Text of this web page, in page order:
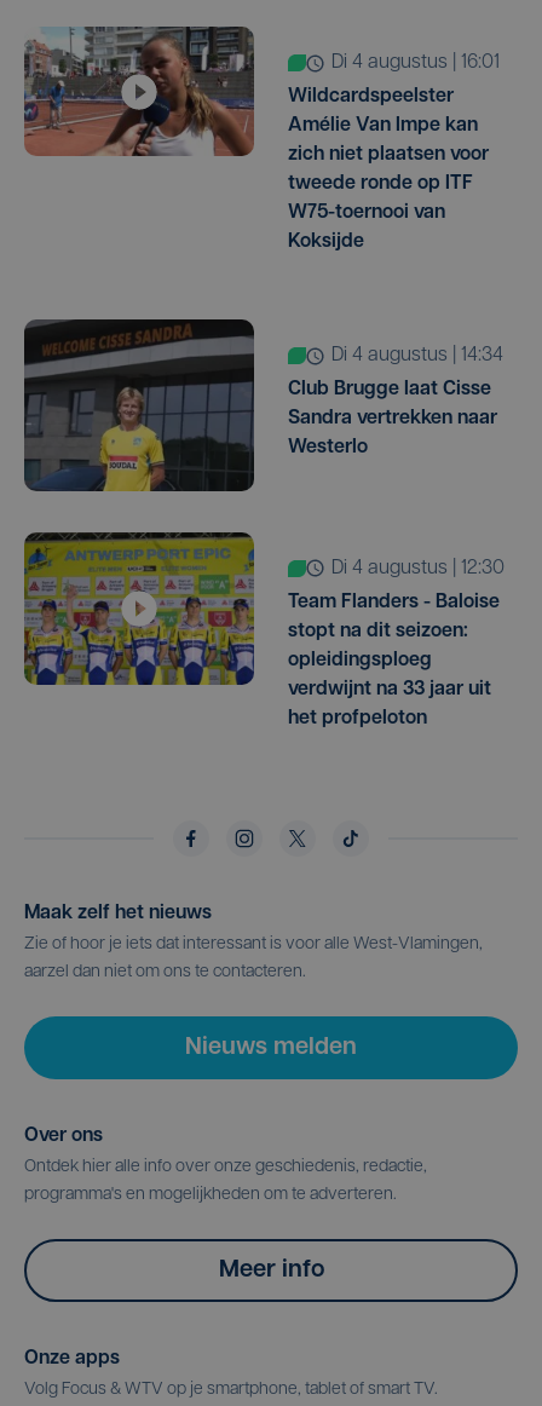
di 4 augustus | 16:01
Wildcardspeelster
Amélie Van Impe kan
zich niet plaatsen voor
tweede ronde op ITF
W75-toernooi van
Koksijde
di 4 augustus | 14:34
Club Brugge laat Cisse
Sandra vertrekken naar
Westerlo
di 4 augustus | 12:30
Team Flanders - Baloise
stopt na dit seizoen:
opleidingsploeg
verdwijnt na 33 jaar uit
het profpeloton
Maak zelf het nieuws
Zie of hoor je iets dat interessant is voor alle West-Vlamingen,
aarzel dan niet om ons te contacteren.
Nieuws melden
Over ons
Ontdek hier alle info over onze geschiedenis, redactie,
programma's en mogelijkheden om te adverteren.
Meer info
Onze apps
Volg Focus & WTV op je smartphone, tablet of smart TV.